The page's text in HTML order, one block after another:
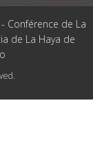
Conférence de La
de La Haya de